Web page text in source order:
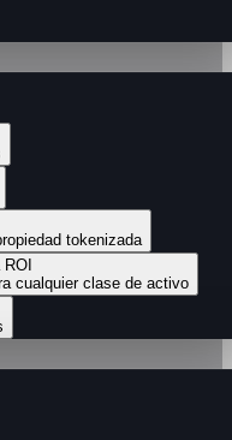
tokenizada
cualquier clase de activo